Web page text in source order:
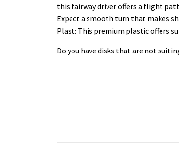
this fairway driver offers a flight
Expect a smooth turn that makes
Plast: This premium plastic offers
Do you have disks that are not